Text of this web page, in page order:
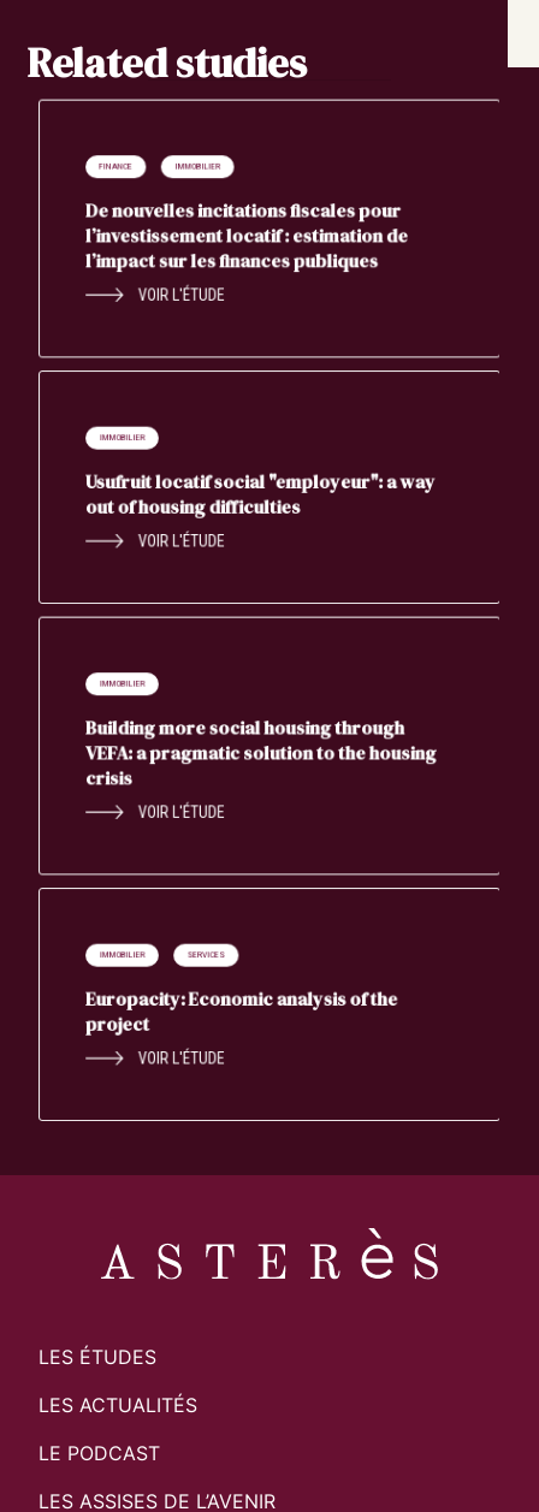
Related studies
FINANCE IMMOBILIER
De nouvelles incitations fiscales pour
l’investissement locatif : estimation de
l’impact sur les finances publiques
VOIR L'ÉTUDE
IMMOBILIER
Usufruit locatif social "employeur": a way
out of housing difficulties
VOIR L'ÉTUDE
IMMOBILIER
Building more social housing through
VEFA: a pragmatic solution to the housing
crisis
VOIR L'ÉTUDE
IMMOBILIER SERVICES
Europacity: Economic analysis of the
project
VOIR L'ÉTUDE
LES ÉTUDES
LES ACTUALITÉS
LE PODCAST
LES ASSISES DE L’AVENIR